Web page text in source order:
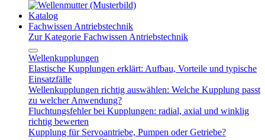
Katalog
Fachwissen Antriebstechnik
Zur Kategorie Fachwissen Antriebstechnik
Wellenkupplungen
Elastische Kupplungen erklärt: Aufbau, Vorteile und typische
Einsatzfälle
Wellenkupplungen richtig auswählen: Welche Kupplung passt
zu welcher Anwendung?
Fluchtungsfehler bei Kupplungen: radial, axial und winklig
richtig bewerten
Kupplung für Servoantriebe, Pumpen oder Getriebe?